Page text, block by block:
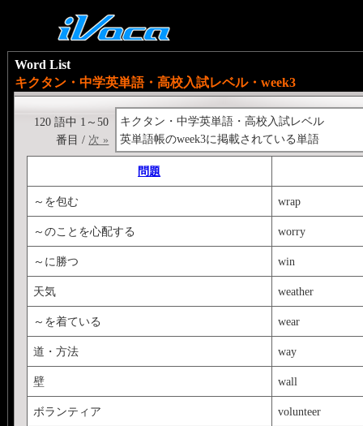
Word List
キクタン・中学英単語・高校入試レベル・week3
キクタン・中学英単語・高校入試レベル
英単語帳のweek3に掲載されている単語
120 語中 1～50
番目 / 次 »
問題
～を包む wrap
～のことを心配する worry
～に勝つ win
天気 weather
～を着ている wear
道・方法 way
壁 wall
ボランティア volunteer